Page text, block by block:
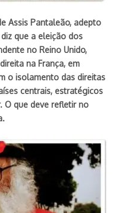
Assis Pantaleão, adepto
diz que a eleição dos
no Reino Unido,
na França, em
o isolamento das direitas
centrais, estratégicos
O que deve refletir no